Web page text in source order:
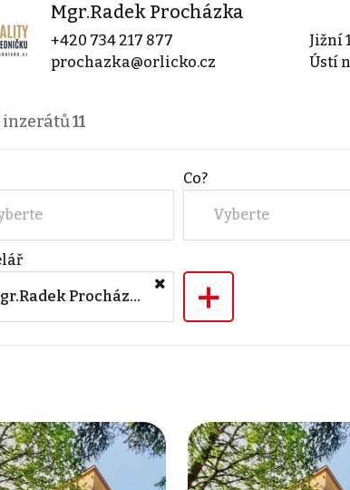
Mgr.Radek Procházka
+420 734 217 877
prochazka@orlicko.cz
Jižní
Ústí
inzerátů11
Co?
Vyberte
Mgr.Radek Procházka +